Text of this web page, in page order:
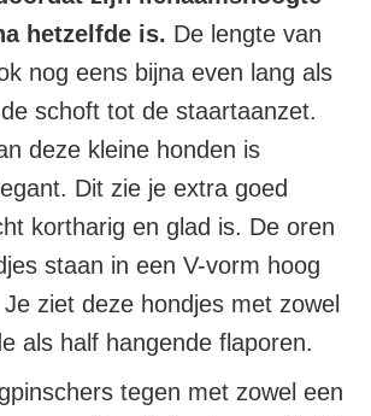
hetzelfde is. De lengte van
nog eens bijna even lang als
schoft tot de staartaanzet.
deze kleine honden is
Dit zie je extra goed
kortharig en glad is. De oren
staan in een V-vorm hoog
ziet deze hondjes met zowel
als half hangende flaporen.
tegen met zowel een